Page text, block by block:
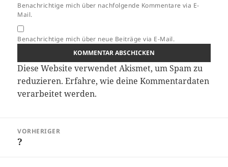
Benachrichtige mich über nachfolgende Kommentare via E-
Mail.
Benachrichtige mich über neue Beiträge via E-Mail.
Diese Website verwendet Akismet, um Spam zu
reduzieren.Erfahre, wie deine Kommentardaten
verarbeitet werden.
VORHERIGER
Vorheriger
?